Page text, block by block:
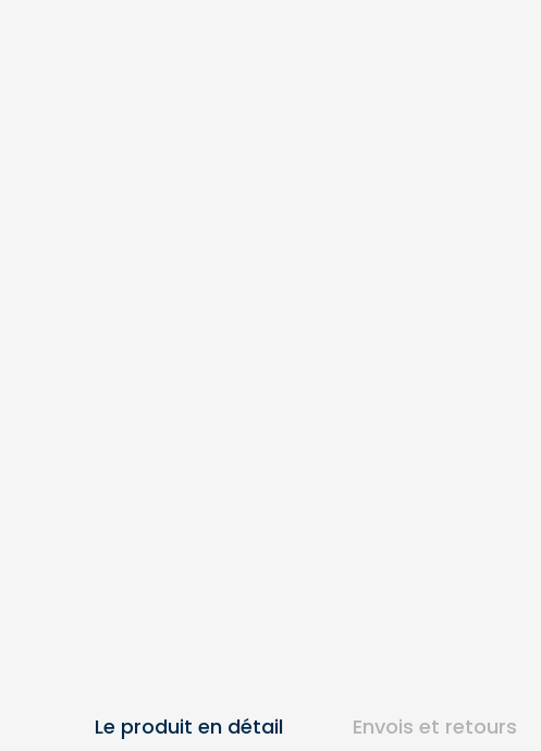
Le produit en détail Envois et retours